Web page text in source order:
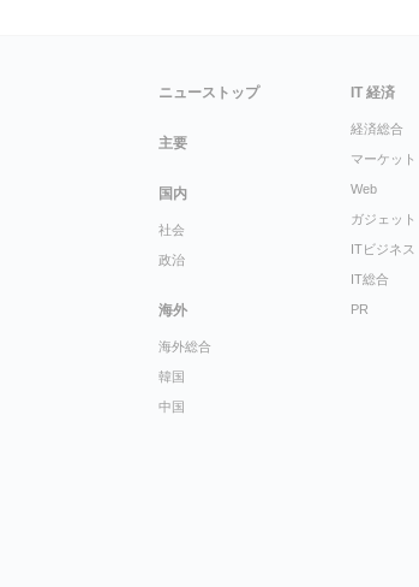
ニューストップ
主要
国内
社会
政治
海外
海外総合
韓国
中国
IT 経済
経済総合
マーケット
Web
ガジェット
ITビジネス
IT総合
PR